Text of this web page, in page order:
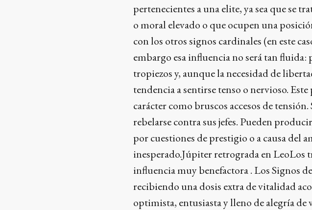
pertenecientes a una elite, ya sea que se
o moral elevado o que ocupen una
con los otros signos cardinales (en este
embargo esa influencia no será tan
tropiezos y, aunque la necesidad de
tendencia a sentirse tenso o nervioso.
carácter como bruscos accesos de
rebelarse contra sus jefes. Pueden
por cuestiones de prestigio o a causa del
inesperado.Júpiter retrograda en LeoLos
influencia muy benefactora . Los Signos
recibiendo una dosis extra de vitalidad
optimista, entusiasta y lleno de alegría de